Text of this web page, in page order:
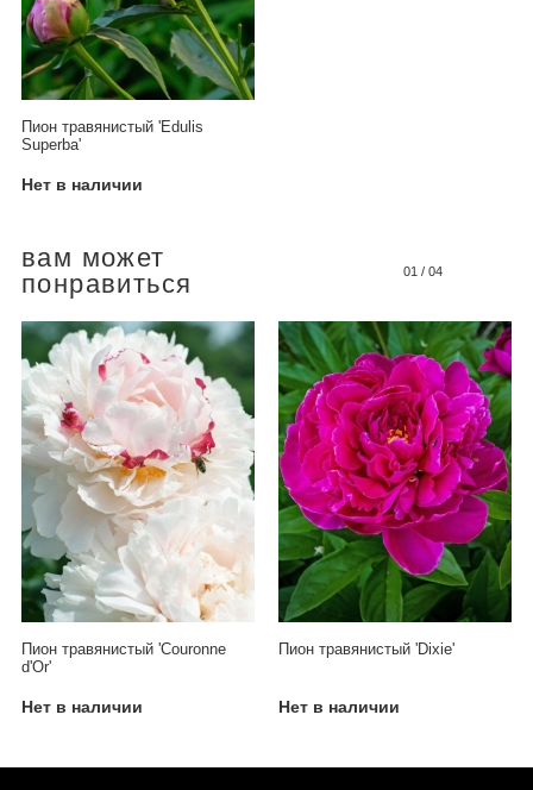
Пион травянистый 'Edulis
Superba'
Нет в наличии
вам может
понравиться
01 / 04
Пион травянистый 'Couronne
d'Or'
Нет в наличии
Пион травянистый 'Dixiе'
Нет в наличии